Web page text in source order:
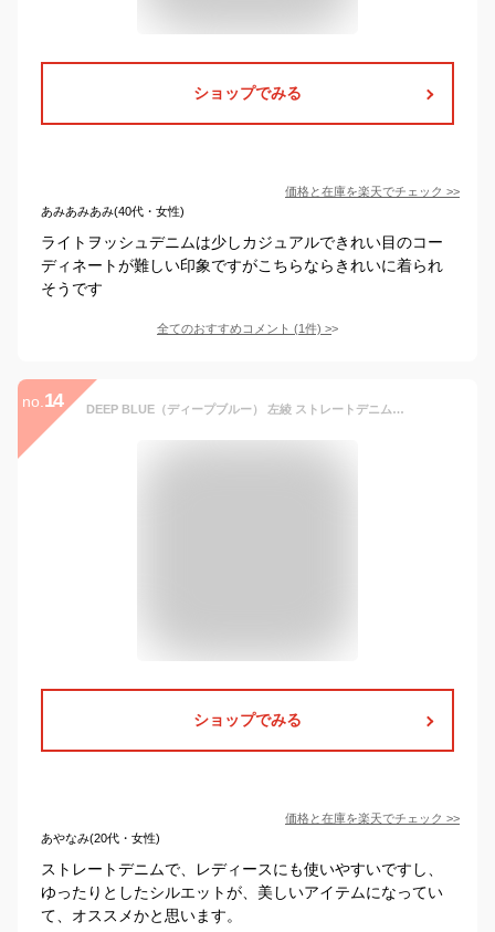
ショップでみる
価格と在庫を楽天でチェック >>
あみあみあみ(40代・女性)
ライトヲッシュデニムは少しカジュアルできれい目のコー
ディネートが難しい印象ですがこちらならきれいに着られ
そうです
全てのおすすめコメント (1件) >
no. 14 DEEP BLUE（ディープブルー） 左綾 ストレートデニムパンツ インディゴ レディース [72986-1] 岡山 倉敷 児島 ジーンズ パンツ ジーパン ズボン ボトムス Gパン ライトウォッシュ ゆったり 紺 定番 シンプル おしゃれ 可愛い オールシーズン 日本製 国産 XS SS S M L
ショップでみる
価格と在庫を楽天でチェック >>
あやなみ(20代・女性)
ストレートデニムで、レディースにも使いやすいですし、
ゆったりとしたシルエットが、美しいアイテムになってい
て、オススメかと思います。